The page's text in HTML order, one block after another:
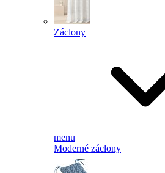
Záclony
menu
Moderné záclony